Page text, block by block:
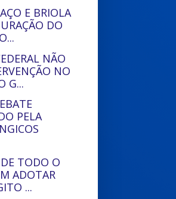
E BRIOLA
DO
NÃO
NO
G...
PELA
TODO O
ADOTAR
...